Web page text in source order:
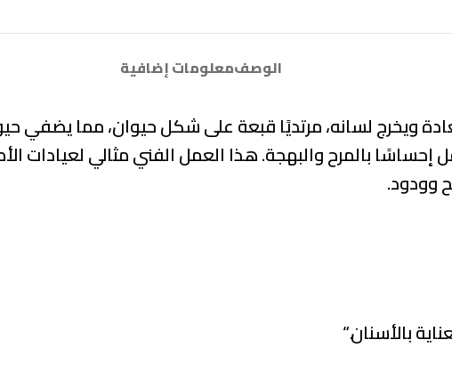
الوصفمعلومات إضافية
ويخرج لسانه، مرتديًا قبعة على شكل حيوان، مما يضفي
إحساسًا بالمرح والبهجة. هذا العمل الفني مثالي
وودود.
بالأسنان.“